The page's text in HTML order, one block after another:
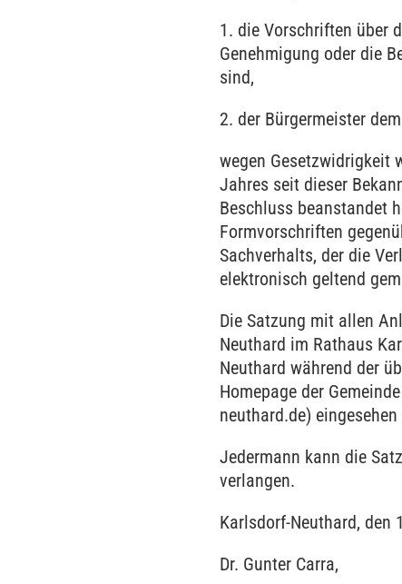
1. die Vorschriften über
Genehmigung oder die
sind,
2. der Bürgermeister
wegen Gesetzwidrigkeit
Jahres seit dieser
Beschluss beanstandet
Formvorschriften
Sachverhalts, der die
elektronisch geltend
Die Satzung mit allen
Neuthard im Rathaus
Neuthard während der
Homepage der
neuthard.de) eingesehen
Jedermann kann die
verlangen.
Karlsdorf-Neuthard, den
Dr. Gunter Carra,